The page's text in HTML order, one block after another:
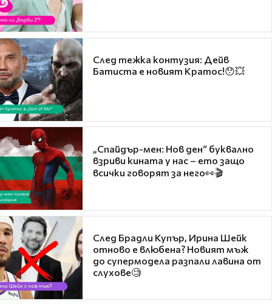
След тежка контузия: Дейв
Батиста е новият Кратос!😯💥
„Спайдър-мен: Нов ден“ буквално
взриви кината у нас – ето защо
всички говорят за него👀🎬
След Брадли Купър, Ирина Шейк
отново е влюбена? Новият мъж
до супермодела разпали лавина от
слухове🧐